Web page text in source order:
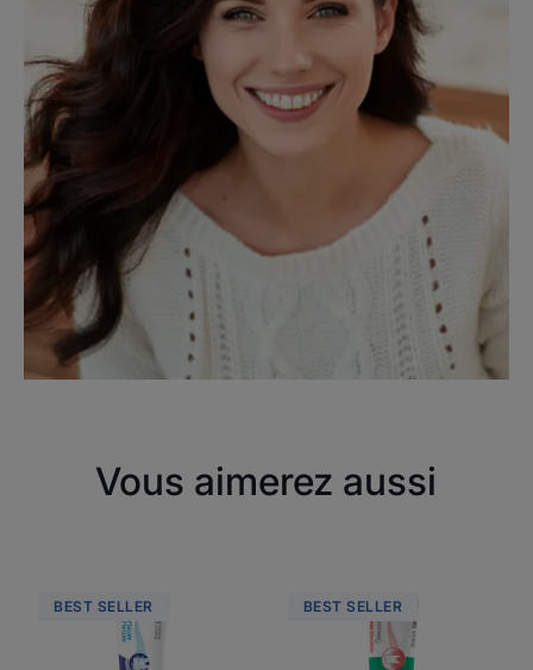
Vous aimerez aussi
Antiplaque
-
BEST SELLER
Classic
-
BEST SELLER